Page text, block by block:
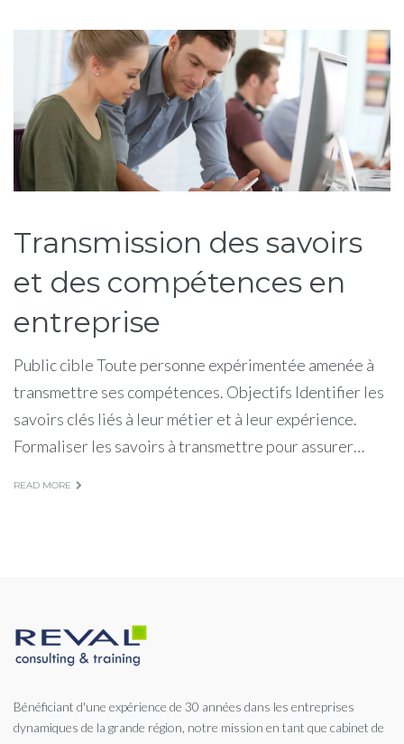
Étiquette :
transmission
Transmission des savoirs
et des compétences en
entreprise
Public cible Toute personne expérimentée amenée à
transmettre ses compétences. Objectifs Identifier les
savoirs clés liés à leur métier et à leur expérience.
Formaliser les savoirs à transmettre pour assurer…
READ MORE
Bénéficiant d'une expérience de 30 années dans les entreprises
dynamiques de la grande région, notre mission en tant que cabinet de